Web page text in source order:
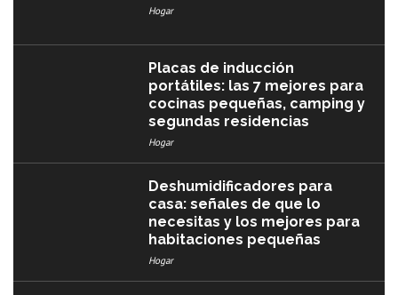
Hogar
Placas de inducción
portátiles: las 7 mejores para
cocinas pequeñas, camping y
segundas residencias
Hogar
Deshumidificadores para
casa: señales de que lo
necesitas y los mejores para
habitaciones pequeñas
Hogar